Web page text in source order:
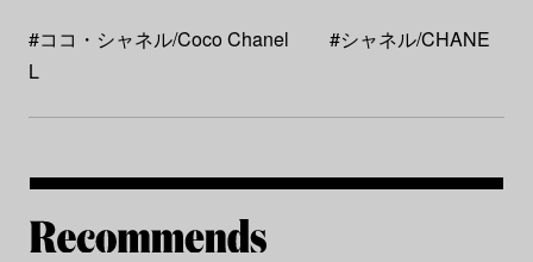
#ココ・シャネル/Coco Chanel
#シャネル/CHANE
L